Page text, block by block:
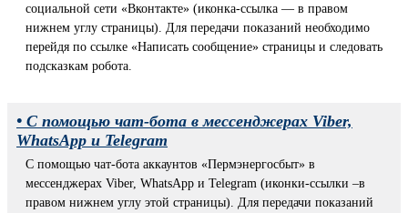
социальной сети «Вконтакте» (иконка-ссылка — в правом
нижнем углу страницы). Для передачи показаний необходимо
перейдя по ссылке «Написать сообщение» страницы и следовать
подсказкам робота.
• С помощью чат-бота в мессенджерах Viber,
WhatsApp и Telegram
С помощью чат-бота аккаунтов «Пермэнергосбыт» в
мессенджерах Viber, WhatsApp и Telegram (иконки-ссылки –в
правом нижнем углу этой страницы). Для передачи показаний